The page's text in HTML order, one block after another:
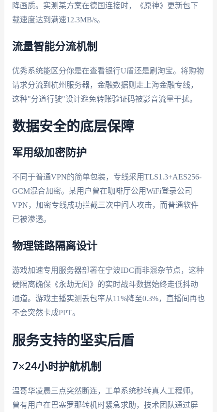
降画质。实测某方案在德国连接时，《原神》更新包下
载速度达到满速12.3MB/s。
流量智能分流机制
优秀系统能区分你是在查看银行U盾还是刷淘宝。将购物
请求分流到杭州服务器，金融数据则走上海金融专线，
这种"分道行驶"设计避免转账验证码被影音流量干扰。
数据安全的底层保障
军用级加密防护
不同于普通VPN的简单包装，专线采用TLS1.3+AES256-
GCM混合加密。某用户曾在咖啡厅公用WiFi登录公司
VPN，加密专线成功拦截三次中间人攻击，而普通软件
已被渗透。
物理链路隔离设计
游戏加速专用服务器部署在宁波IDC而非混杂节点，这种
硬隔离确保《永劫无间》的实时战斗数据始终走低抖动
通道。游戏主播实测丢包率从11%降至0.3%，直播间再也
不会突然卡成PPT。
服务支持的坚实后盾
7×24小时护航机制
温哥华凌晨三点突然断连，工单系统秒转真人工程师。
曾有用户在巴塞罗那转机时紧急求助，技术团队通过屏